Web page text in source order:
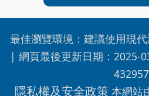
最佳瀏覽環境：建議使用現
| 網頁最後更新日期： 2025-
432957
隱私權及安全政策 本網站